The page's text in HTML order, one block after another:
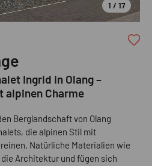
1 / 17
Ingrid in Olang –
Charme
Berglandschaft von Olang
die alpinen Stil mit
Natürliche Materialien wie
Architektur und fügen sich